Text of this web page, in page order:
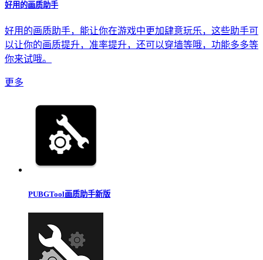
好用的画质助手
好用的画质助手，能让你在游戏中更加肆意玩乐，这些助手可
以让你的画质提升，准率提升，还可以穿墙等哦，功能多多等
你来试哦。
更多
PUBGTool画质助手新版